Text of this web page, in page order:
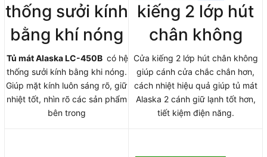
thống sưởi kính
bằng khí nóng
Tủ mát Alaska LC-450B có hệ
thống sưởi kính bằng khi nóng.
Giúp mặt kính luôn sáng rõ, giữ
nhiệt tốt, nhìn rõ các sản phẩm
bên trong
kiếng 2 lớp hút
chân không
Cửa kiếng 2 lớp hút chân không
giúp cánh cửa chắc chắn hơn,
cách nhiệt hiệu quả giúp tủ mát
Alaska 2 cánh giữ lạnh tốt hơn,
tiết kiệm điện năng.